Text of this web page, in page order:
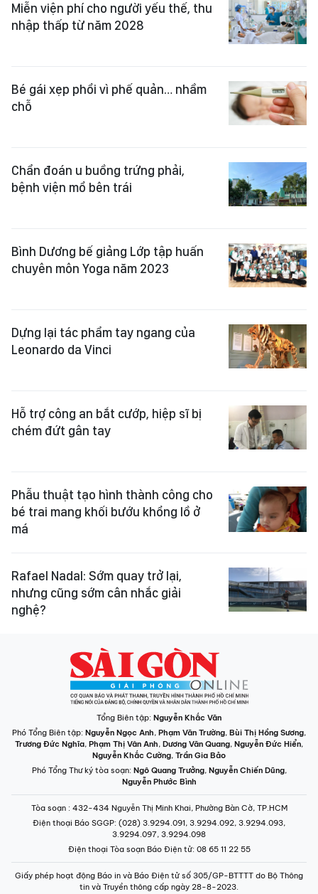
Miễn viện phí cho người yếu thế, thu
nhập thấp từ năm 2028
Bé gái xẹp phổi vì phế quản… nhầm
chỗ
Chẩn đoán u buồng trứng phải,
bệnh viện mổ bên trái
Bình Dương bế giảng Lớp tập huấn
chuyên môn Yoga năm 2023
Dựng lại tác phẩm tay ngang của
Leonardo da Vinci
Hỗ trợ công an bắt cướp, hiệp sĩ bị
chém đứt gân tay
Phẫu thuật tạo hình thành công cho
bé trai mang khối bướu khổng lồ ở
má
Rafael Nadal: Sớm quay trở lại,
nhưng cũng sớm cân nhắc giải
nghệ?
Tổng Biên tập: Nguyễn Khắc Văn
Phó Tổng Biên tập: Nguyễn Ngọc Anh, Phạm Văn Trường, Bùi Thị Hồng Sương,
Trương Đức Nghĩa, Phạm Thị Vân Anh, Dương Văn Quang, Nguyễn Đức Hiển,
Nguyễn Khắc Cường, Trần Gia Bảo
Phó Tổng Thư ký tòa soạn: Ngô Quang Trưởng, Nguyễn Chiến Dũng,
Nguyễn Phước Bình
Tòa soạn : 432-434 Nguyễn Thị Minh Khai, Phường Bàn Cờ, TP.HCM
Điện thoại Báo SGGP: (028) 3.9294.091, 3.9294.092, 3.9294.093,
3.9294.097, 3.9294.098
Điện thoại Tòa soạn Báo Điện tử: 08 65 11 22 55
Giấy phép hoạt động Báo in và Báo Điện tử số 305/GP-BTTTT do Bộ Thông
tin và Truyền thông cấp ngày 28-8-2023.